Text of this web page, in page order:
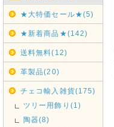
★大特価セール★(5)
★新着商品★(142)
送料無料(12)
革製品(20)
チェコ輸入雑貨(175)
ツリー用飾り(1)
陶器(8)